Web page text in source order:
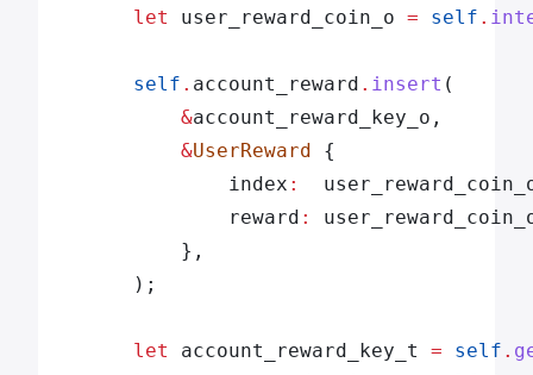
        let
user_reward_coin_o = self .
        self
. account_reward . insert (
            &
account_reward_key_o,
            &
UserReward {
                index
:
                reward
:
            },
        );
        let
account_reward_key_t = self .